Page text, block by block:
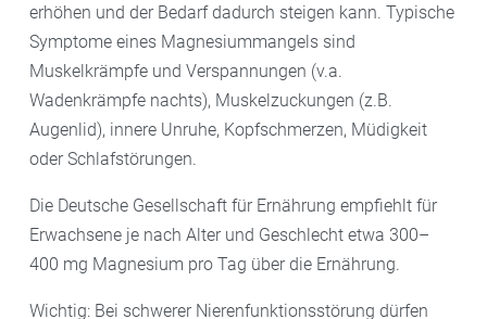
erhöhen und der Bedarf dadurch steigen kann. Typische
Symptome eines Magnesiummangels sind
Muskelkrämpfe und Verspannungen (v.a.
Wadenkrämpfe nachts), Muskelzuckungen (z.B.
Augenlid), innere Unruhe, Kopfschmerzen, Müdigkeit
oder Schlafstörungen.
Die Deutsche Gesellschaft für Ernährung empfiehlt für
Erwachsene je nach Alter und Geschlecht etwa 300–
400 mg Magnesium pro Tag über die Ernährung.
Wichtig: Bei schwerer Nierenfunktionsstörung dürfen